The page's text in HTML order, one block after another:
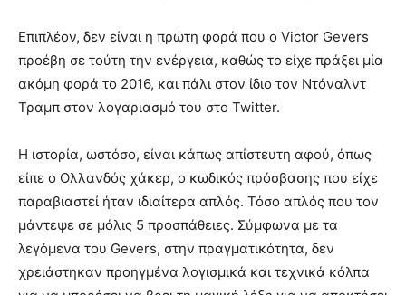
Επιπλέον, δεν είναι η πρώτη φορά που ο Victor Gevers
προέβη σε τούτη την ενέργεια, καθώς το είχε πράξει μία
ακόμη φορά το 2016, και πάλι στον ίδιο τον Ντόναλντ
Τραμπ στον λογαριασμό του στο Twitter.
Η ιστορία, ωστόσο, είναι κάπως απίστευτη αφού, όπως
είπε ο Ολλανδός χάκερ, ο κωδικός πρόσβασης που είχε
παραβιαστεί ήταν ιδιαίτερα απλός. Τόσο απλός που τον
μάντεψε σε μόλις 5 προσπάθειες. Σύμφωνα με τα
λεγόμενα του Gevers, στην πραγματικότητα, δεν
χρειάστηκαν προηγμένα λογισμικά και τεχνικά κόλπα